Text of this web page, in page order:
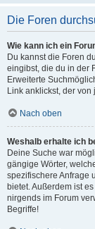
Die Foren
Wie kann ich ein
Du kannst die Foren
eingibst, die du in der
Erweiterte
Link anklickst, der von
Nach oben
Weshalb erhalte ich
Deine Suche war
gängige Wörter,
spezifischere Anfrage
bietet. Außerdem ist
nirgends im Forum
Begriffe!